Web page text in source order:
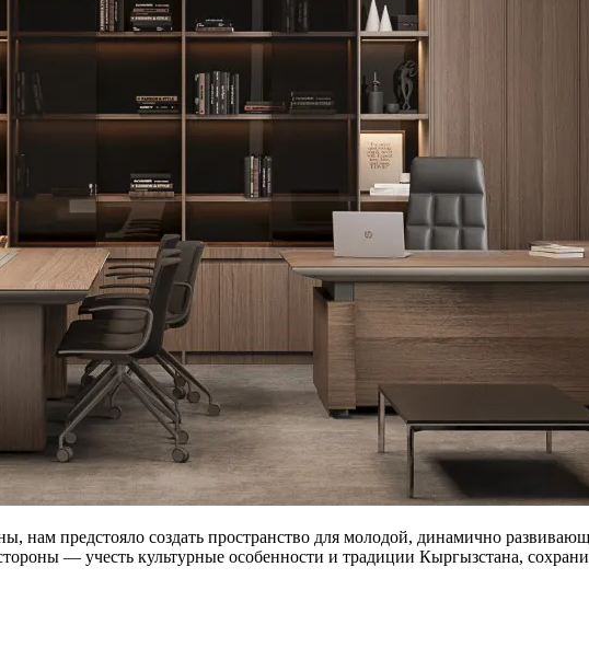
нам предстояло создать пространство для молодой, динамично
— учесть культурные особенности и традиции Кыргызстана,